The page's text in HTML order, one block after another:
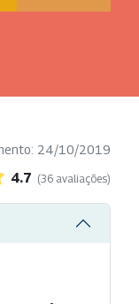
24/10/2019
4.7 (36 avaliações)